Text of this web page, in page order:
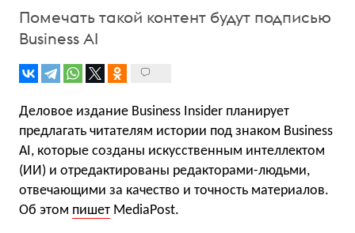
Помечать такой контент будут подписью
Business AI
Деловое издание Business Insider планирует
предлагать читателям истории под знаком Business
AI, которые созданы искусственным интеллектом
(ИИ) и отредактированы редакторами-людьми,
отвечающими за качество и точность материалов.
Об этом пишет MediaPost.